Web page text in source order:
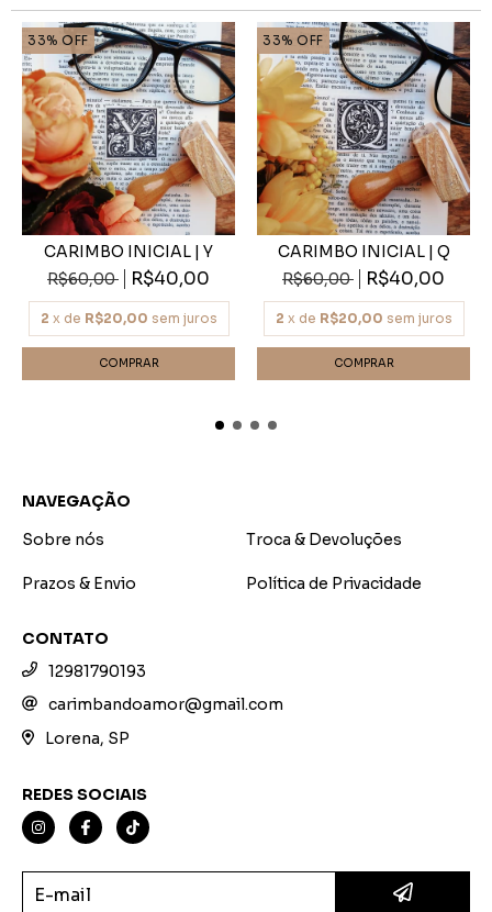
33% OFF
CARIMBO INICIAL | Y
R$60,00
R$40,00
2 x de R$20,00 sem juros
33% OFF
CARIMBO INICIAL | Q
R$60,00
R$40,00
2 x de R$20,00 sem juros
NAVEGAÇÃO
Sobre nós
Troca & Devoluções
Prazos & Envio Política de Privacidade
CONTATO
12981790193
carimbandoamor@gmail.com
Lorena, SP
REDES SOCIAIS